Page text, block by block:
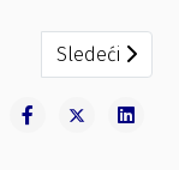
izborne
Sledeći
Sledeći